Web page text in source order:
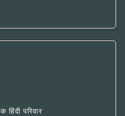
हिंदी परिवार